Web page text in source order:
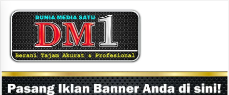
content
DM1